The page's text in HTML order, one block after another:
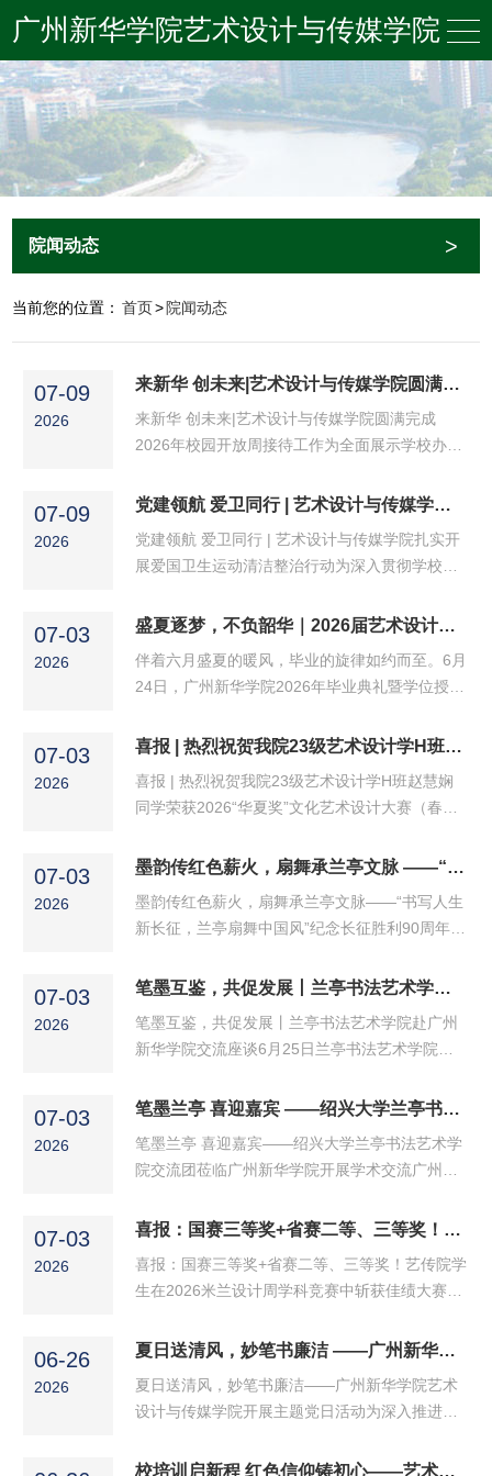
广州新华学院艺术设计与传媒学院
院闻动态 >
当前您的位置： 首页> 院闻动态
07-09
2026
来新华 创未来|艺术设计与传媒学院圆满完成2026年校园开放周接待工作
来新华 创未来|艺术设计与传媒学院圆满完成
2026年校园开放周接待工作为全面展示学校办学
校与考生、家长、社会沟通的桥梁，帮助2026年
各学院专业建设情况，科学填报志愿，学校于6月
26日至7月3日举办2026年校园开放周活动。艺术
织、周密安排，圆满完成了开放周期间的各项接
待与咨询工作，以实际...
07-09
2026
党建领航 爱卫同行 | 艺术设计与传媒学院扎实开展爱国卫生运动清洁整治行动
党建领航 爱卫同行 | 艺术设计与传媒学院扎实开
展爱国卫生运动清洁整治行动为深入贯彻学校党
媒学院于7月5日开展"党建领航 爱卫同行"专项活
心、副书记余醒雅带领全体辅导员及平鸽志愿服
务队，对教学区和宿舍区开展了全面深入的清洁
合照）在宿舍区，师生党员分两组同步开展工
作。由郑培心书记带队...
07-03
2026
盛夏逐梦，不负韶华｜2026届艺术设计与传媒学院学位授予仪式圆满结束
伴着六月盛夏的暖风，毕业的旋律如约而至。6月
24日，广州新华学院2026年毕业典礼暨学位授予
称“我院”）毕业生、教职工、学生家长齐聚恢弘
子的毕业高光时刻。翠绿色主背景衬着校徽与校
训，满台鲜花环绕，台下是统一身着学士服、头
相机快门声、期待的交谈声交织，毕业盛会正式
拉开帷幕。本次仪式...
07-03
2026
喜报 | 热烈祝贺我院23级艺术设计学H班赵慧娴同学荣获2026“华夏奖”文化艺术设计大赛（春季）银奖！
喜报 | 热烈祝贺我院23级艺术设计学H班赵慧娴
同学荣获2026“华夏奖”文化艺术设计大赛（春
赛（春季）获奖名单正式公布，我校23艺术设计
设计》，在视觉传达类赛事中脱颖而出，斩获银
奖！图为学生比赛获得银奖获奖证书图为指导老
化促进会主办，聚焦文化艺术设计的创新实践，
是国内设计领域颇...
07-03
2026
墨韵传红色薪火，扇舞承兰亭文脉 ——“书写人生新长征，兰亭扇舞中国风”纪念长征胜利90周年主题书法联展在广州新华学院拉开序幕
墨韵传红色薪火，扇舞承兰亭文脉——“书写人生
新长征，兰亭扇舞中国风”纪念长征胜利90周年主
薪火，扇舞承兰亭文脉。时值纪念长征胜利90周
扇舞中国风 —— 纪念长征胜利 90 周年主题书法
联展”开幕式在广州新华学院隆重举行。 开幕式由
中华优秀传统文化传承基地（书法）、高等教育
书法美育...
07-03
2026
笔墨互鉴，共促发展丨兰亭书法艺术学院赴广州新华学院交流座谈
笔墨互鉴，共促发展丨兰亭书法艺术学院赴广州
新华学院交流座谈6月25日兰亭书法艺术学院党
地（书法）副主任陈文龙、教育部中华优秀传统
术学院办公室主任张静新，一行赴广州新华学院
艺术设计与传媒学院交流座谈。座谈会在广州新
长、党委副书记王庭槐、艺术设计与传媒学院执
行院长杨贤春、艺术...
07-03
2026
笔墨兰亭 喜迎嘉宾 ——绍兴大学兰亭书法艺术学院交流团莅临广州新华学院开展学术交流
笔墨兰亭 喜迎嘉宾——绍兴大学兰亭书法艺术学
院交流团莅临广州新华学院开展学术交流广州新
书法艺术学院交流团莅临广州新华学院开展学术
谊”为主题。广州新华学院艺术设计与传媒学院党
委书记郑培心、党委副书记余醒雅出席，书法学
师李庙华主持。一、专题讲座聚焦碑帖融合创作
实践绍兴大学兰亭...
07-03
2026
喜报：国赛三等奖+省赛二等、三等奖！艺传院学生在2026米兰设计周学科竞赛中斩获佳绩
喜报：国赛三等奖+省赛二等、三等奖！艺传院学
生在2026米兰设计周学科竞赛中斩获佳绩大赛简
（Milan Design Week China Collegiate Design
流协会、中国高等教育学会于2016至2019年期间
联合发起的中国高校设计创新实践大赛暨米兰作
06-26
2026
夏日送清风，妙笔书廉洁 ——广州新华学院艺术设计与传媒学院开展主题党日活动
夏日送清风，妙笔书廉洁——广州新华学院艺术
设计与传媒学院开展主题党日活动为深入推进支
富支部党员精神文化生活，2026年6月17日下校培训启新程 红色信仰铸初心——艺术设计与传媒学院举行2026年上半年入党积极分子培训班开班仪式